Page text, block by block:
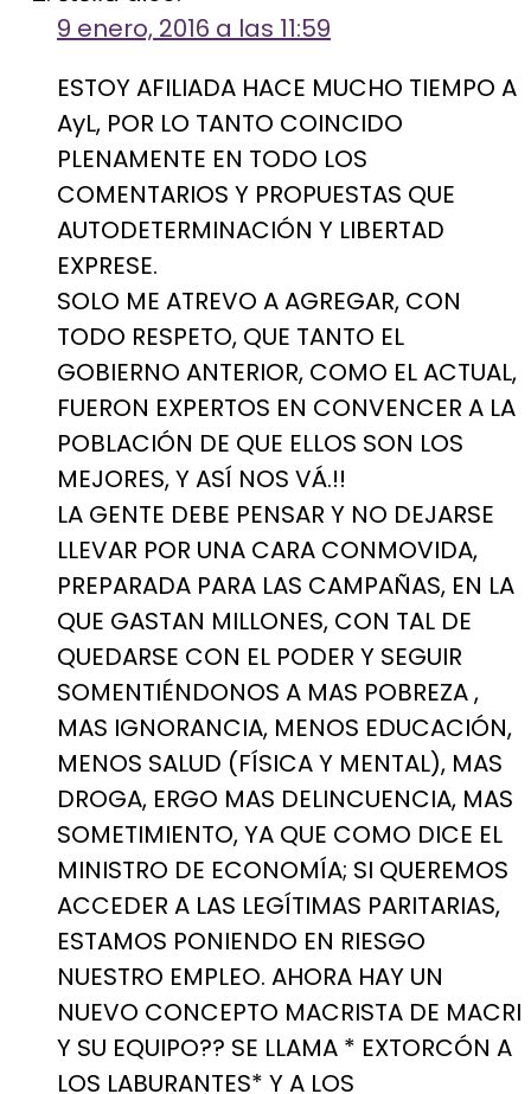
9 enero, 2016 a las 11:59
ESTOY AFILIADA HACE MUCHO TIEMPO A
AyL, POR LO TANTO COINCIDO
PLENAMENTE EN TODO LOS
COMENTARIOS Y PROPUESTAS QUE
AUTODETERMINACIÓN Y LIBERTAD
EXPRESE.
SOLO ME ATREVO A AGREGAR, CON
TODO RESPETO, QUE TANTO EL
GOBIERNO ANTERIOR, COMO EL ACTUAL,
FUERON EXPERTOS EN CONVENCER A LA
POBLACIÓN DE QUE ELLOS SON LOS
MEJORES, Y ASÍ NOS VÁ.!!
LA GENTE DEBE PENSAR Y NO DEJARSE
LLEVAR POR UNA CARA CONMOVIDA,
PREPARADA PARA LAS CAMPAÑAS, EN LA
QUE GASTAN MILLONES, CON TAL DE
QUEDARSE CON EL PODER Y SEGUIR
SOMENTIÉNDONOS A MAS POBREZA ,
MAS IGNORANCIA, MENOS EDUCACIÓN,
MENOS SALUD (FÍSICA Y MENTAL), MAS
DROGA, ERGO MAS DELINCUENCIA, MAS
SOMETIMIENTO, YA QUE COMO DICE EL
MINISTRO DE ECONOMÍA; SI QUEREMOS
ACCEDER A LAS LEGÍTIMAS PARITARIAS,
ESTAMOS PONIENDO EN RIESGO
NUESTRO EMPLEO. AHORA HAY UN
NUEVO CONCEPTO MACRISTA DE MACRI
Y SU EQUIPO?? SE LLAMA * EXTORCÓN A
LOS LABURANTES* Y A LOS